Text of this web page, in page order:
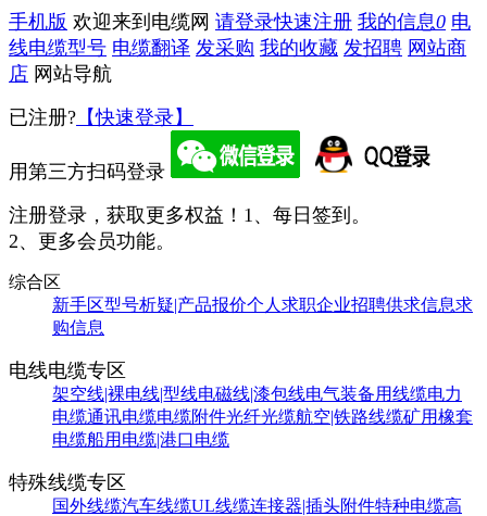
手机版 欢迎来到电缆网 请登录快速注册 我的信息0 电
线电缆型号 电缆翻译 发采购 我的收藏 发招聘 网站商
店 网站导航
已注册? 【快速登录】
用第三方扫码登录
注册登录，获取更多权益！ 1、每日签到。
2、更多会员功能。
综合区
新手区型号析疑|产品报价个人求职企业招聘供求信息求
购信息
电线电缆专区
架空线|裸电线|型线电磁线|漆包线电气装备用线缆电力
电缆通讯电缆电缆附件光纤光缆航空|铁路线缆矿用橡套
电缆船用电缆|港口电缆
特殊线缆专区
国外线缆汽车线缆UL线缆连接器|插头附件特种电缆高